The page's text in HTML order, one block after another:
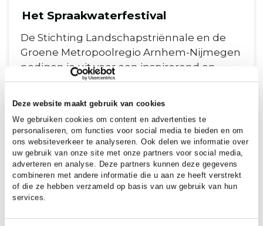
Deze website maakt gebruik van cookies
We gebruiken cookies om content en advertenties te
personaliseren, om functies voor social media te bieden en om
ons websiteverkeer te analyseren. Ook delen we informatie over
uw gebruik van onze site met onze partners voor social media,
adverteren en analyse. Deze partners kunnen deze gegevens
combineren met andere informatie die u aan ze heeft verstrekt
of die ze hebben verzameld op basis van uw gebruik van hun
services.
Het Spraakwaterfestival
De Stichting Landschapstriënnale en de
Groene Metropoolregio Arnhem-Nijmegen
nodigen je uit voor een inspirerend en
interactief kennisfestival over de